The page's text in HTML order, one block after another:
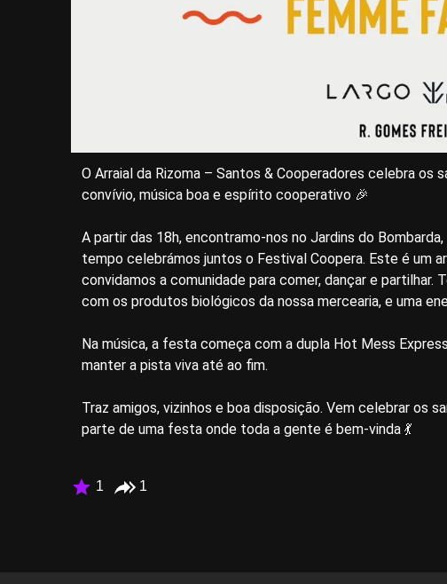
O Arraial da Rizoma – Santos & Cooperadores celebra os
convívio, música boa e espírito cooperativo 🎉
A partir das 18h, encontramo-nos no Jardins do
tempo celebrámos juntos o Festival Coopera. Este é um
convidamos a comunidade para comer, dançar e partilhar.
com os produtos biológicos da nossa mercearia, e uma
Na música, a festa começa com a dupla Hot Mess
manter a pista viva até ao fim.
Traz amigos, vizinhos e boa disposição. Vem celebrar os
parte de uma festa onde toda a gente é bem-vinda 💃
1 1